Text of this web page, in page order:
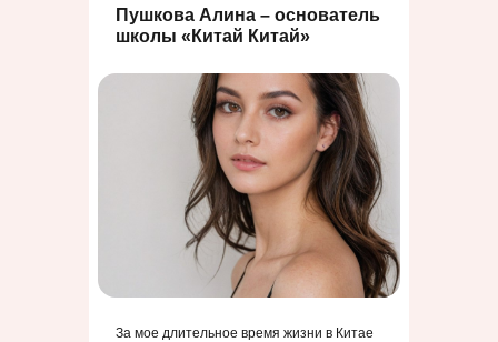
Пушкова Алина – основатель
школы «Китай Китай»
За мое длительное время жизни в Китае